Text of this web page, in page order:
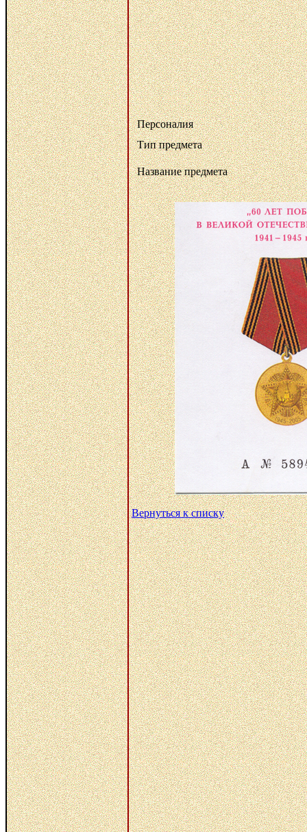
Персоналия
Тип предмета
Название предмета
Вернуться к списку